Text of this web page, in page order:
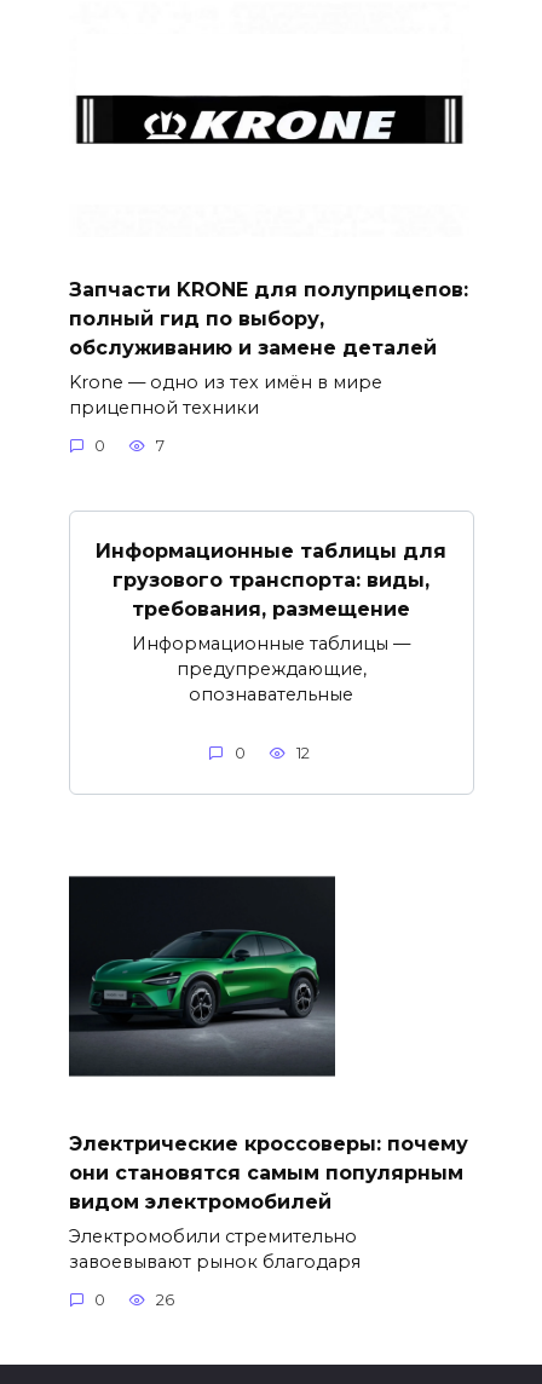
Запчасти KRONE для полуприцепов:
полный гид по выбору,
обслуживанию и замене деталей
Krone — одно из тех имён в мире
прицепной техники
0 7
Информационные таблицы для
грузового транспорта: виды,
требования, размещение
Информационные таблицы —
предупреждающие,
опознавательные
0 12
Электрические кроссоверы: почему
они становятся самым популярным
видом электромобилей
Электромобили стремительно
завоевывают рынок благодаря
0 26